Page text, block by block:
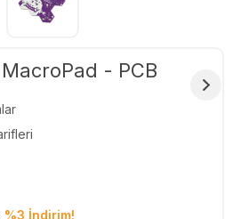
- PCB
%3 İndirim!